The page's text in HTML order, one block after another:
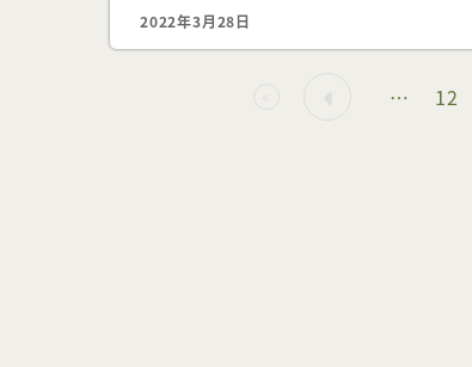
2022年3月28日
… 12